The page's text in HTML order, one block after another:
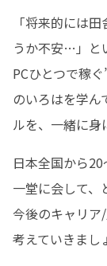
「将来的には
うか不安…」と
PCひとつで稼
のいろはを学ん
ルを、一緒に身
日本全国から
一堂に会して、
今後のキャリア
考えていきまし